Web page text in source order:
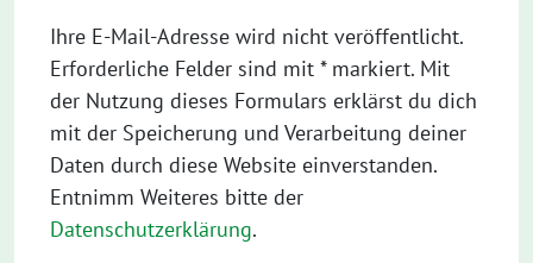
Ihre E-Mail-Adresse wird nicht veröffentlicht.
Erforderliche Felder sind mit * markiert. Mit
der Nutzung dieses Formulars erklärst du dich
mit der Speicherung und Verarbeitung deiner
Daten durch diese Website einverstanden.
Entnimm Weiteres bitte der
Datenschutzerklärung.